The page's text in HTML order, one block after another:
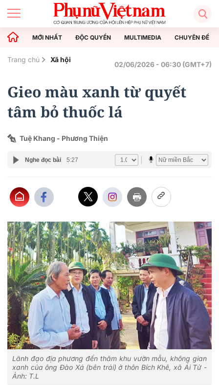
MỚI NHẤT ĐỘC QUYỀN MULTIMEDIA CHUYÊN ĐỀ
Trang chủ Xã hội
02/06/2026 - 06:30 (GMT+7)
Gieo màu xanh từ quyết
tâm bỏ thuốc lá
Tuệ Khang - Phương Thiện
Nghe đọc bài 5:27
Lãnh đạo địa phương đến thăm khu vườn mẫu, không gian
xanh của ông Đào Xá (bên trái) ở thôn Bích Khê, xã Ái Tử -
Ảnh: T.L